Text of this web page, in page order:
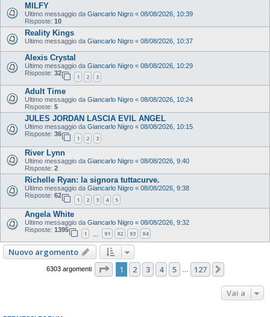
MILFY
Ultimo messaggio da Giancarlo Nigro « 08/08/2026, 10:39
Risposte: 10
Reality Kings
Ultimo messaggio da Giancarlo Nigro « 08/08/2026, 10:37
Alexis Crystal
Ultimo messaggio da Giancarlo Nigro « 08/08/2026, 10:29
Risposte: 32
1 2 3
Adult Time
Ultimo messaggio da Giancarlo Nigro « 08/08/2026, 10:24
Risposte: 5
JULES JORDAN LASCIA EVIL ANGEL
Ultimo messaggio da Giancarlo Nigro « 08/08/2026, 10:15
Risposte: 36
1 2 3
River Lynn
Ultimo messaggio da Giancarlo Nigro « 08/08/2026, 9:40
Risposte: 2
Richelle Ryan: la signora tuttacurve.
Ultimo messaggio da Giancarlo Nigro « 08/08/2026, 9:38
Risposte: 62
1 2 3 4 5
Angela White
Ultimo messaggio da Giancarlo Nigro « 08/08/2026, 9:32
Risposte: 1395
1 91 92 93 94
Nuovo argomento
6303 argomenti Pagina di 127
1 2 3 4 5 127
Vai a